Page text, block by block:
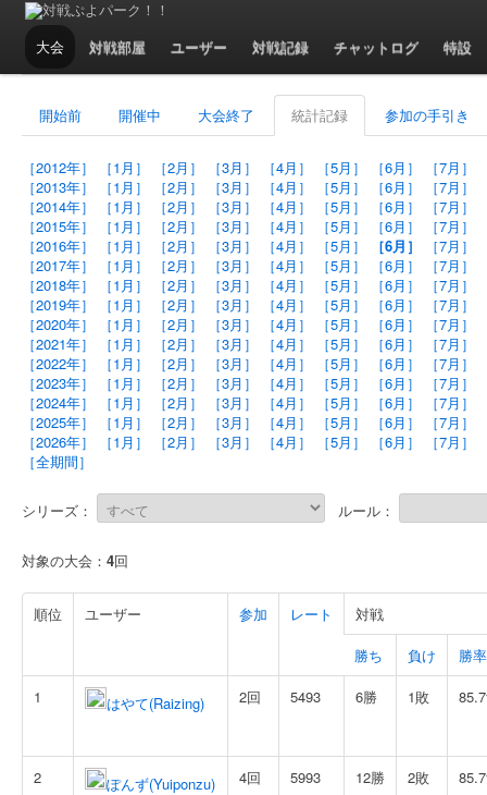
大会 対戦部屋 ユーザー 対戦記録 チャットログ 特設
大会 - 2016年6月の統計記録
開始前 開催中 大会終了 統計記録 参加の手引き
［2012年］ ［1月］ ［2月］ ［3月］ ［4月］ ［5月］ ［6月］ ［7月］
［2013年］
［1月］ ［2月］ ［3月］ ［4月］ ［5月］ ［6月］ ［7月］
［2014年］
［1月］ ［2月］ ［3月］ ［4月］ ［5月］ ［6月］ ［7月］
［2015年］
［1月］ ［2月］ ［3月］ ［4月］ ［5月］ ［6月］ ［7月］
［2016年］
［1月］ ［2月］ ［3月］ ［4月］ ［5月］ ［6月］ ［7月］
［2017年］
［1月］ ［2月］ ［3月］ ［4月］ ［5月］ ［6月］ ［7月］
［2018年］
［1月］ ［2月］ ［3月］ ［4月］ ［5月］ ［6月］ ［7月］
［2019年］
［1月］ ［2月］ ［3月］ ［4月］ ［5月］ ［6月］ ［7月］
［2020年］
［1月］ ［2月］ ［3月］ ［4月］ ［5月］ ［6月］ ［7月］
［2021年］
［1月］ ［2月］ ［3月］ ［4月］ ［5月］ ［6月］ ［7月］
［2022年］
［1月］ ［2月］ ［3月］ ［4月］ ［5月］ ［6月］ ［7月］
［2023年］
［1月］ ［2月］ ［3月］ ［4月］ ［5月］ ［6月］ ［7月］
［2024年］
［1月］ ［2月］ ［3月］ ［4月］ ［5月］ ［6月］ ［7月］
［2025年］
［1月］ ［2月］ ［3月］ ［4月］ ［5月］ ［6月］ ［7月］
［2026年］
［1月］ ［2月］ ［3月］ ［4月］ ［5月］ ［6月］ ［7月］
［全期間］
シリーズ： ルール：
対象の大会： 4回
順位 ユーザー 参加 レート
対戦
勝ち
負け
勝率
1
はやて(Raizing) 2回 5493 6勝 1敗
2 ぽんず(Yuiponzu) 4回 5993 12勝 2敗